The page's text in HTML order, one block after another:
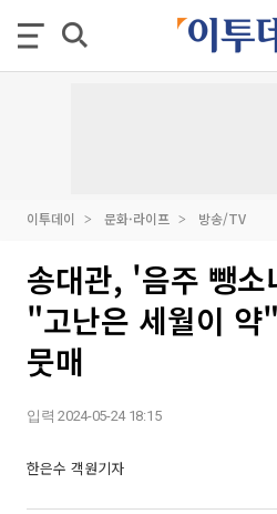
이투데이 문화·라이프 방송/TV
송대관, '음주 뺑소
"고난은 세월이
뭇매
입력 2024-05-24 18:15
한은수 객원기자